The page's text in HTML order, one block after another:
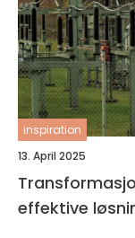
inspiration
13. April 2025
effektive